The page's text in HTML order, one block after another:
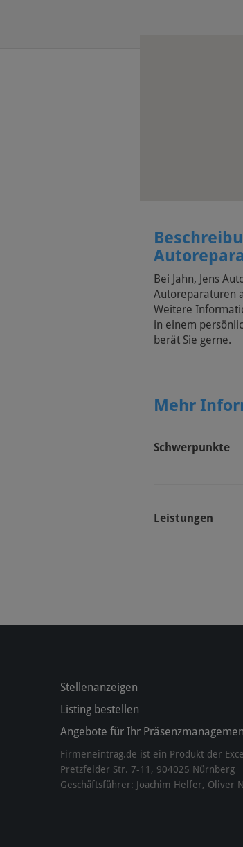
Bei Jahn, Jens
Autoreparaturen
Weitere
in einem
berät Sie gerne.
Mehr
Schwerpunkte
Leistungen
Stellenanzeigen
Listing bestellen
Angebote für Ihr
Firmeneintrag.de ist ein Produkt der
Pretzfelder Str. 7-11, 904025 Nürnberg
Geschäftsführer: Joachim Helfer, Oliver